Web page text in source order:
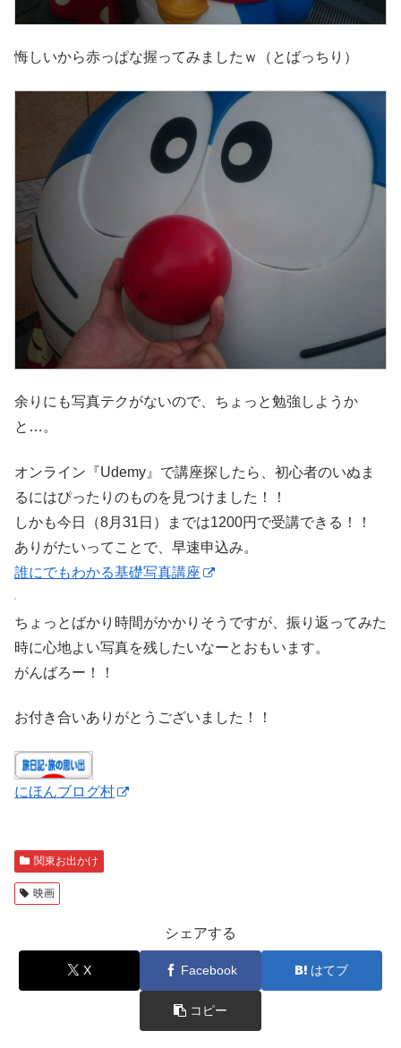
悔しいから赤っぱな握ってみましたｗ（とばっちり）
余りにも写真テクがないので、ちょっと勉強しようか
と…。
オンライン『Udemy』で講座探したら、初心者のいぬま
るにはぴったりのものを見つけました！！
しかも今日（8月31日）までは1200円で受講できる！！
ありがたいってことで、早速申込み。
誰にでもわかる基礎写真講座
ちょっとばかり時間がかかりそうですが、振り返ってみた
時に心地よい写真を残したいなーとおもいます。
がんばろー！！
お付き合いありがとうございました！！
にほんブログ村
関東お出かけ
映画
シェアする
X Facebook はてブ
コピー